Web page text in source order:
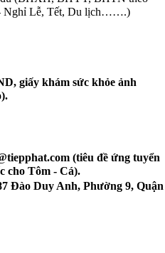
- Nghỉ Lễ, Tết, Du lịch…….)
giấy khám sức khỏe ảnh
(tiêu đề ứng tuyển
cho Tôm - Cá).
Đào Duy Anh, Phường 9, Quận